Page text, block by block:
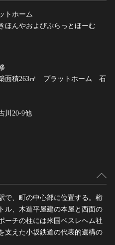
トホーム
ほんやおよびぷらっとほーむ
面積263㎡ プラットホーム 石
川20-9他
で、町の中心部に位置する。桁
ル、木造平屋建の本屋と西面の
ーチの柱には米国ベスレヘム社
支えた小坂鉄道の代表的遺構の